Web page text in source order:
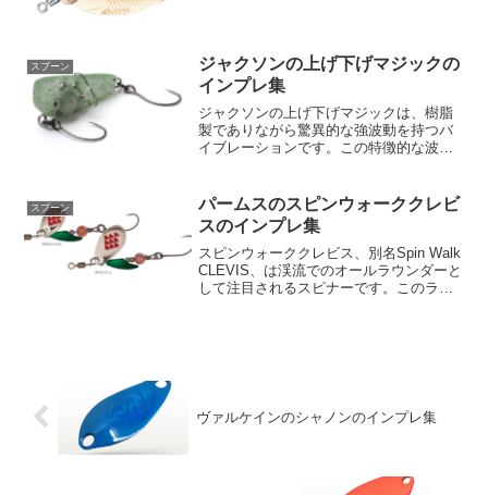
されました。特に注目すべ...
スプーン
ジャクソンの上げ下げマジックの
インプレ集
ジャクソンの上げ下げマジックは、樹脂
製でありながら驚異的な強波動を持つバ
イブレーションです。この特徴的な波動
す。製品は同じ25mmのサイズで、2タイ
プのボディが展開され...
スプーン
パームスのスピンウォーククレビ
スのインプレ集
スピンウォーククレビス、別名Spin Walk
CLEVIS、は渓流でのオールラウンダーと
して注目されるスピナーです。このラウ
ヴァルケインのシャノンのインプレ集